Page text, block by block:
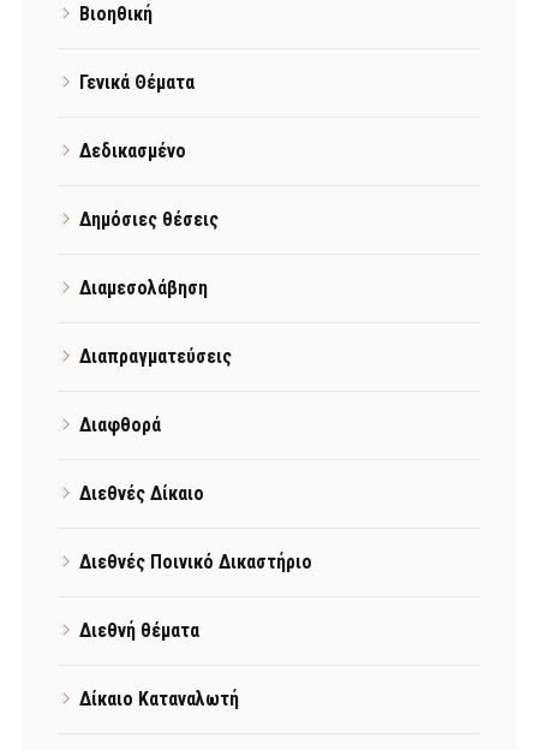
Βιοηθική
Γενικά Θέματα
Δεδικασμένο
Δημόσιες θέσεις
Διαμεσολάβηση
Διαπραγματεύσεις
Διαφθορά
Διεθνές Δίκαιο
Διεθνές Ποινικό Δικαστήριο
Διεθνή θέματα
Δίκαιο Καταναλωτή